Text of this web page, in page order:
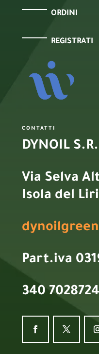
ORDINI
REGISTRATI
CONTATTI
DYNOIL
Via Selva
Isola del Liri
Part.iva
340 7028724